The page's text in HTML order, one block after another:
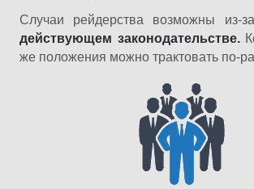
Случаи рейдерства возможны из-
действующем законодательстве.
же положения можно трактовать по-